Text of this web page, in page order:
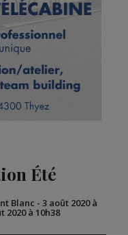
Été
Blanc - 3 août 2020 à
2020 à 10h38